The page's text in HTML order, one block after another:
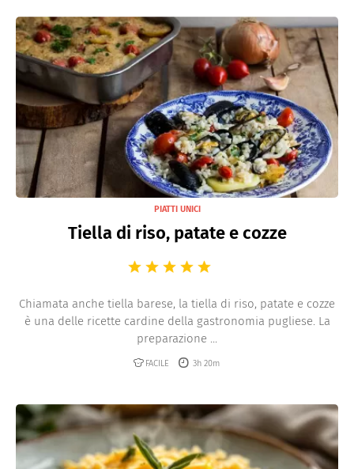
PIATTI UNICI
Tiella di riso, patate e cozze
Chiamata anche tiella barese, la tiella di riso, patate e cozze
è una delle ricette cardine della gastronomia pugliese. La
preparazione ...
FACILE 3h 20m